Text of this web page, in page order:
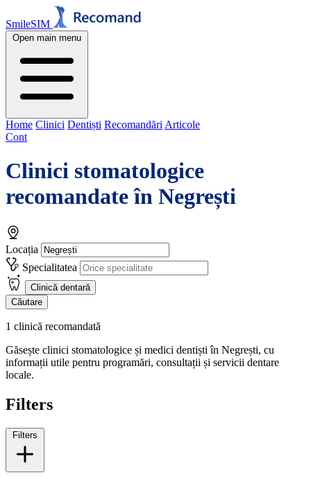
SmileSIM
Open main menu
Home Clinici Dentiști Recomandări Articole
Cont
Clinici stomatologice
recomandate în Negrești
Locația
Specialitatea
Clinică dentară
Căutare
1 clinică recomandată
Găsește clinici stomatologice și medici dentiști în Negrești, cu
informații utile pentru programări, consultații și servicii dentare
locale.
Filters
Filters